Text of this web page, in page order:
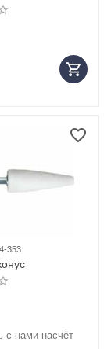
353
с нами насчёт